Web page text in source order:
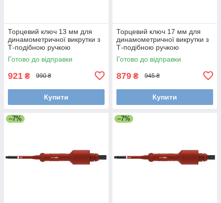
Торцевий ключ 13 мм для
динамометричної викрутки з
Т-подібною ручкою
TorqueVario®-ST electric Wiha
38929
Готово до відправки
921 ₴ 990 ₴
Купити
Торцевий ключ 17 мм для
динамометричної викрутки з
Т-подібною ручкою
TorqueVario®-ST electric Wiha
38930
Готово до відправки
879 ₴ 945 ₴
Купити
–7% –7%